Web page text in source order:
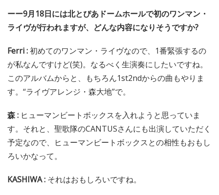
ーー9月18日には北とぴあドームホールで初のワンマン・
ライヴが行われますが、どんな内容になりそうですか?
Ferri :初めてのワンマン・ライヴなので、1番緊張するの
が私なんですけど(笑)。なるべく生演奏にしたいですね。
このアルバムからと、もちろん1st2ndからの曲もやりま
す。“ライヴアレンジ・森大地”で。
森 : ヒューマンビートボックスを入れようと思っていま
す。それと、聖歌隊のCANTUSさんにも出演していただく
予定なので、ヒューマンビートボックスとの相性もおもし
ろいかなって。
KASHIWA : それはおもしろいですね。